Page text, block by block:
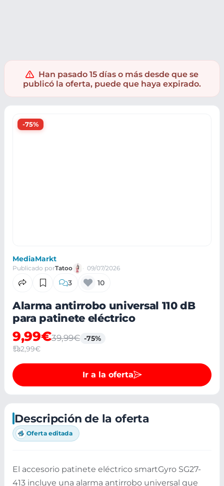
Han pasado 15 días o más desde que se
publicó la oferta, puede que haya expirado.
-75%
MediaMarkt
Publicado porTatoo 09/07/2026
3 10
Alarma antirrobo universal 110 dB
para patinete eléctrico
9,99€39,99€ -75%
2,99€
Ir a la oferta
Descripción de la oferta
Oferta editada
El accesorio patinete eléctrico smartGyro SG27-
413 incluye una alarma antirrobo universal que